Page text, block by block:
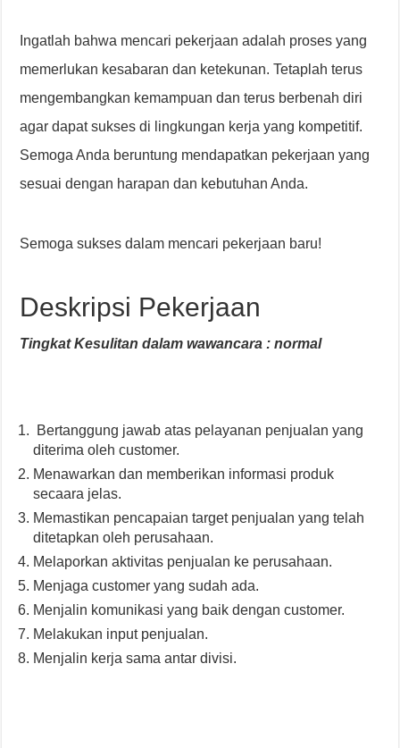
Ingatlah bahwa mencari pekerjaan adalah proses yang
memerlukan kesabaran dan ketekunan. Tetaplah terus
mengembangkan kemampuan dan terus berbenah diri
agar dapat sukses di lingkungan kerja yang kompetitif.
Semoga Anda beruntung mendapatkan pekerjaan yang
sesuai dengan harapan dan kebutuhan Anda.
Semoga sukses dalam mencari pekerjaan baru!
Deskripsi Pekerjaan
Tingkat Kesulitan dalam wawancara : normal
Bertanggung jawab atas pelayanan penjualan yang
diterima oleh customer.
Menawarkan dan memberikan informasi produk
secaara jelas.
Memastikan pencapaian target penjualan yang telah
ditetapkan oleh perusahaan.
Melaporkan aktivitas penjualan ke perusahaan.
Menjaga customer yang sudah ada.
Menjalin komunikasi yang baik dengan customer.
Melakukan input penjualan.
Menjalin kerja sama antar divisi.